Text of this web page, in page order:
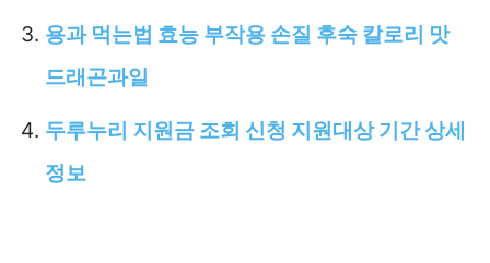
용과 먹는법 효능 부작용 손질 후숙 칼로리 맛
드래곤과일
두루누리 지원금 조회 신청 지원대상 기간 상세
정보